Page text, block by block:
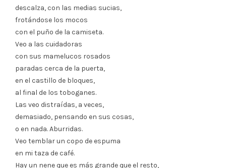
descalza, con las medias sucias,
frotándose los mocos
con el puño de la camiseta.
Veo a las cuidadoras
con sus mamelucos rosados
paradas cerca de la puerta,
en el castillo de bloques,
al final de los toboganes.
Las veo distraídas, a veces,
demasiado, pensando en sus cosas,
o en nada. Aburridas.
Veo temblar un copo de espuma
en mi taza de café.
Hay un nene que es más grande que el resto,